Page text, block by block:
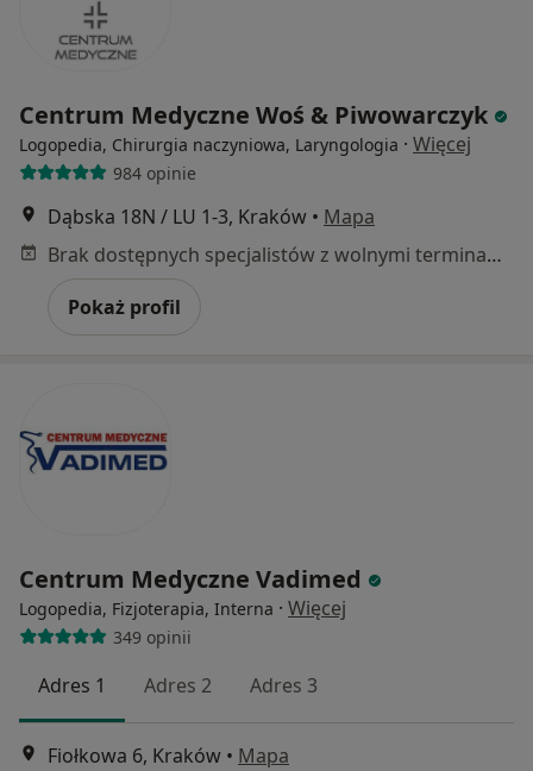
Centrum Medyczne Woś & Piwowarczyk
Logopedia, Chirurgia naczyniowa, Laryngologia · Więcej
984 opinie
Dąbska 18N / LU 1-3, Kraków • Mapa
Brak dostępnych specjalistów z wolnymi terminami w tym centrum medycznym.
Pokaż profil
Centrum Medyczne Vadimed
Logopedia, Fizjoterapia, Interna · Więcej
349 opinii
Adres 1 Adres 2 Adres 3
Fiołkowa 6, Kraków • Mapa